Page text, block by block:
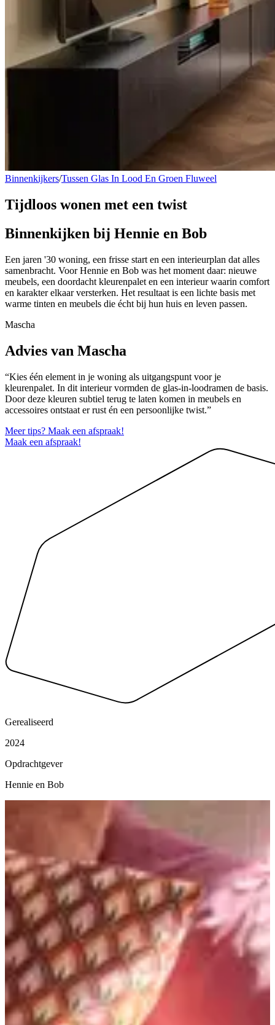
Binnenkijkers/Tussen Glas In Lood En Groen Fluweel
Tijdloos wonen met een twist
Binnenkijken bij Hennie en Bob
Een jaren '30 woning, een frisse start en een interieurplan dat alles
samenbracht. Voor Hennie en Bob was het moment daar: nieuwe
meubels, een doordacht kleurenpalet en een interieur waarin comfort
en karakter elkaar versterken. Het resultaat is een lichte basis met
warme tinten en meubels die écht bij hun huis en leven passen.
Mascha
Advies van Mascha
“Kies één element in je woning als uitgangspunt voor je
kleurenpalet. In dit interieur vormden de glas-in-loodramen de basis.
Door deze kleuren subtiel terug te laten komen in meubels en
accessoires ontstaat er rust én een persoonlijke twist.”
Meer tips? Maak een afspraak!
Maak een afspraak!
Gerealiseerd
2024
Opdrachtgever
Hennie en Bob